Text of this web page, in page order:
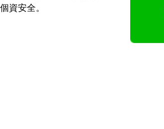
資安全。